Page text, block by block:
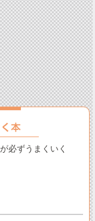
必ずうまくいく